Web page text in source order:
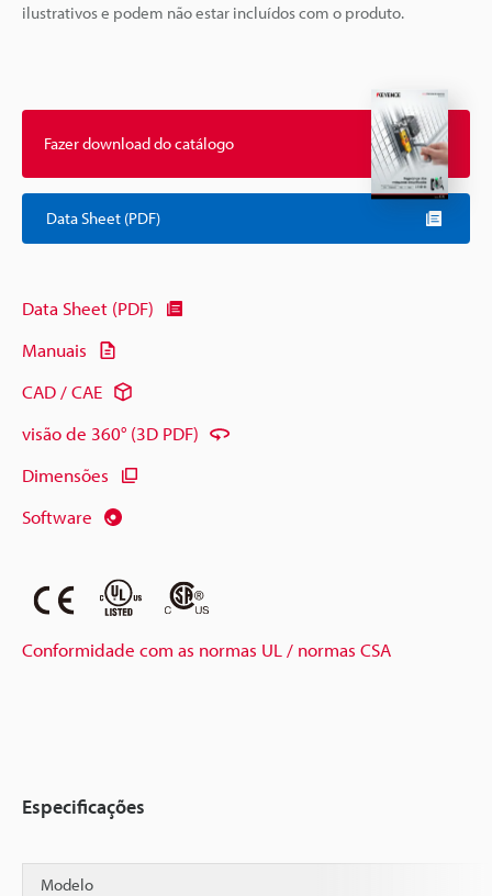
ilustrativos e podem não estar incluídos com o produto.
Fazer download do catálogo
Data Sheet (PDF)
Data Sheet (PDF)
Manuais
CAD / CAE
visão de 360° (3D PDF)
Dimensões
Software
Conformidade com as normas UL / normas CSA
Especificações
Modelo